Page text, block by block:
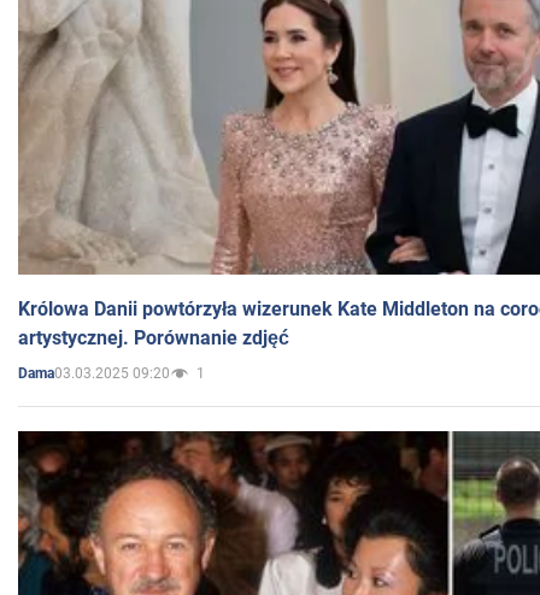
Królowa Danii powtórzyła wizerunek Kate Middleton na
artystycznej. Porównanie zdjęć
Dama03.03.2025 09:20 1